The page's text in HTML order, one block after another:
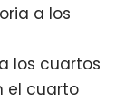
a los
los cuartos
el cuarto